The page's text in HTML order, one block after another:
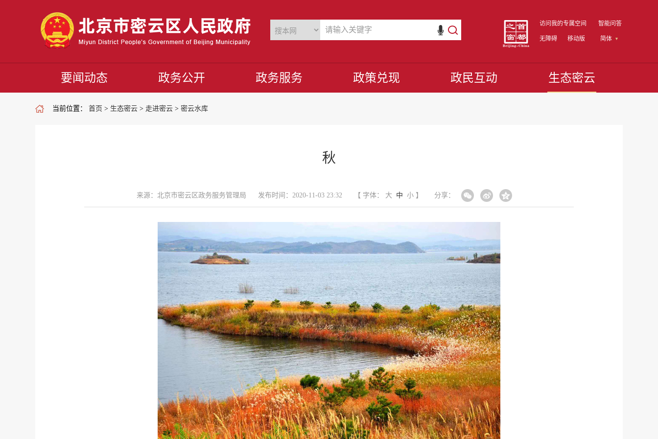
访问我的专属空间 智能问答
无障碍 移动版 简体
要闻动态 政务公开 政务服务 政策兑现 政民互动 生态密云
当前位置： 首页 > 生态密云 > 走进密云 > 密云水库
秋
来源：北京市密云区政务服务管理局 发布时间：2020-11-03 23:32 【 字体： 大 中 小】 分享：